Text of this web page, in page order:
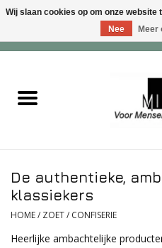
Zoet
Verwenfeesten
De authentieke,
klassiekers
HOME/ ZOET/ CONFISERIE
Heerlijke ambachtelijke
Wij slaan cookies op om onze
Nee
Meer